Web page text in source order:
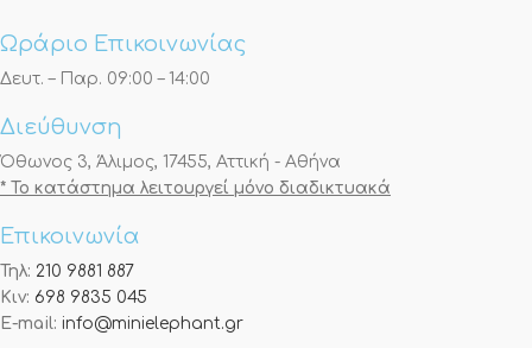
Ωράριο Επικοινωνίας
Δευτ. – Παρ. 09:00 – 14:00
Διεύθυνση
Όθωνος 3, Άλιμος, 17455, Αττική - Αθήνα
* Το κατάστημα λειτουργεί μόνο διαδικτυακά
Επικοινωνία
Τηλ: 210 9881 887
Κιν: 698 9835 045
E-mail: info@minielephant.gr